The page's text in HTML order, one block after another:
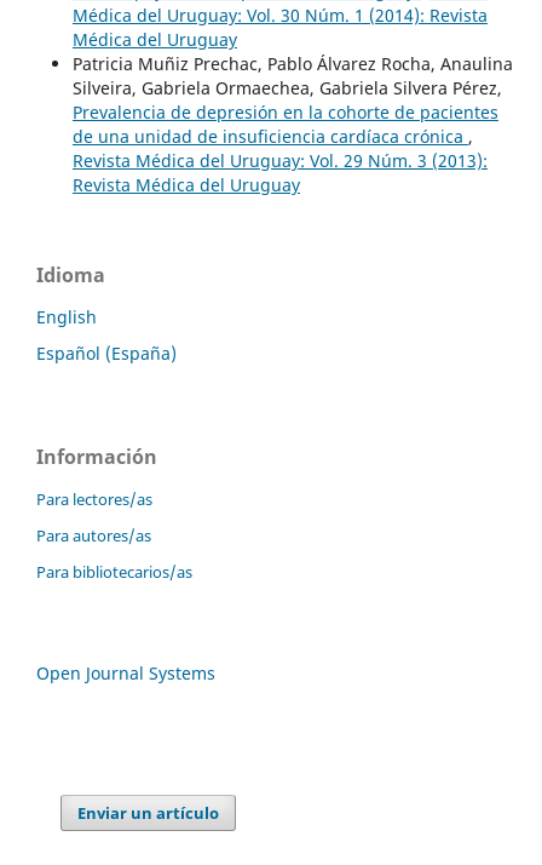
Médica del Uruguay: Vol. 30 Núm. 1 (2014): Revista
Médica del Uruguay
Patricia Muñiz Prechac, Pablo Álvarez Rocha, Anaulina
Silveira, Gabriela Ormaechea, Gabriela Silvera Pérez,
Prevalencia de depresión en la cohorte de pacientes
de una unidad de insuficiencia cardíaca crónica ,
Revista Médica del Uruguay: Vol. 29 Núm. 3 (2013):
Revista Médica del Uruguay
Idioma
English
Español (España)
Información
Para lectores/as
Para autores/as
Para bibliotecarios/as
Open Journal Systems
Enviar un artículo